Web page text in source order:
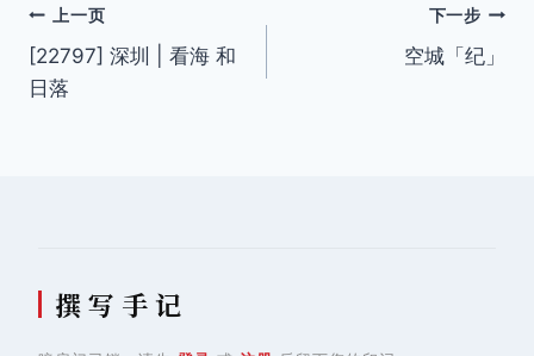
文
章
上一页
[22797] 深圳 | 看海 和
日落
下一步
空城「纪」
撰 写 手 记